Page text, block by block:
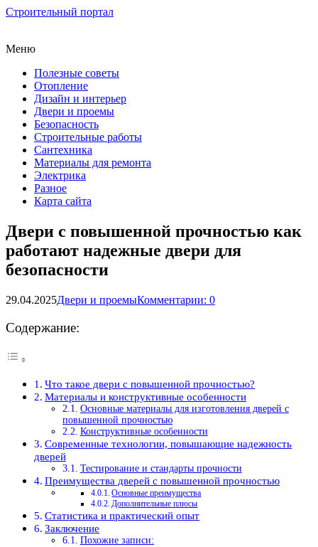
Строительный портал
Меню
Полезные советы
Отопление
Дизайн и интерьер
Двери и проемы
Безопасность
Строительные работы
Сантехника
Материалы для ремонта
Электрика
Разное
Карта сайта
Двери с повышенной прочностью как
работают надежные двери для
безопасности
29.04.2025Двери и проемыКомментарии: 0
Содержание:
Что такое двери с повышенной прочностью?
Материалы и конструктивные особенности
Основные материалы для изготовления дверей с
повышенной прочностью
Конструктивные особенности
Современные технологии, повышающие надежность
дверей
Тестирование и стандарты прочности
Преимущества дверей с повышенной прочностью
Основные преимущества
Дополнительные плюсы
Статистика и практический опыт
Заключение
Похожие записи: